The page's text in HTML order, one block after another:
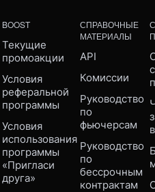
BOOST
Текущие
промоакции
Условия
реферальной
программы
Условия
использования
программы
«Пригласи
друга»
СПРАВОЧНЫЕ
МАТЕРИАЛЫ
API
Комиссии
Руководство
по
фьючерсам
Руководство
по
бессрочным
контрактам